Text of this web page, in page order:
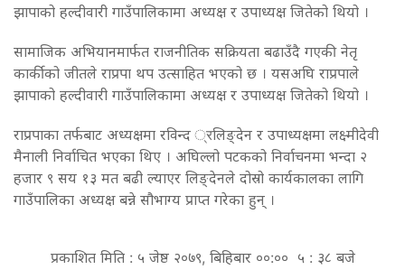
झापाको हल्दीवारी गाउँपालिकामा अध्यक्ष र उपाध्यक्ष जितेको थियो ।
सामाजिक अभियानमार्फत राजनीतिक सक्रियता बढाउँदै गएकी नेतृ
कार्कीको जीतले राप्रपा थप उत्साहित भएको छ । यसअघि राप्रपाले
झापाको हल्दीवारी गाउँपालिकामा अध्यक्ष र उपाध्यक्ष जितेको थियो ।
राप्रपाका तर्फबाट अध्यक्षमा रविन्द ्रलिङ्देन र उपाध्यक्षमा लक्ष्मीदेवी
मैनाली निर्वाचित भएका थिए । अघिल्लो पटकको निर्वाचनमा भन्दा २
हजार ९ सय १३ मत बढी ल्याएर लिङ्देनले दोस्रो कार्यकालका लागि
गाउँपालिका अध्यक्ष बन्ने सौभाग्य प्राप्त गरेका हुन् ।
प्रकाशित मिति : ५ जेष्ठ २०७९, बिहिबार ००:०० ५ : ३८ बजे